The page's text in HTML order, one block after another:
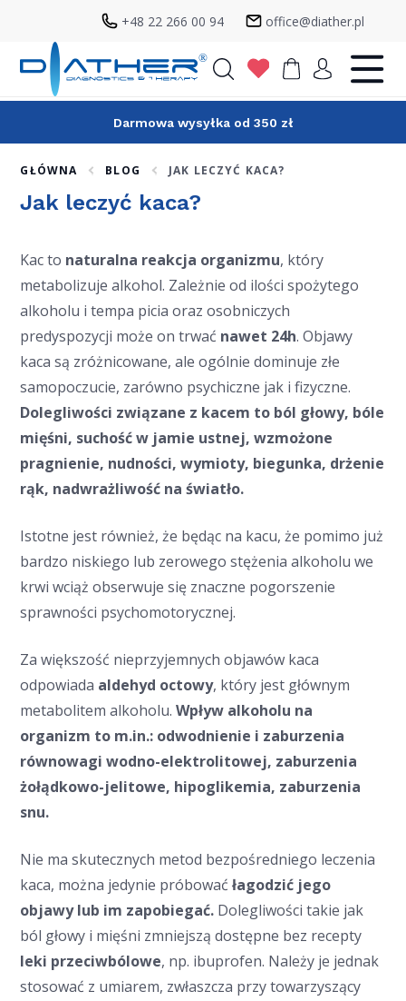
+48 22 266 00 94 office@diather.pl
Darmowa wysyłka od 350 zł
GŁÓWNA BLOG JAK LECZYĆ KACA?
Jak leczyć kaca?
Kac to naturalna reakcja organizmu, który
metabolizuje alkohol. Zależnie od ilości spożytego
alkoholu i tempa picia oraz osobniczych
predyspozycji może on trwać nawet 24h. Objawy
kaca są zróżnicowane, ale ogólnie dominuje złe
samopoczucie, zarówno psychiczne jak i fizyczne.
Dolegliwości związane z kacem to ból głowy, bóle
mięśni, suchość w jamie ustnej, wzmożone
pragnienie, nudności, wymioty, biegunka, drżenie
rąk, nadwrażliwość na światło.
Istotne jest również, że będąc na kacu, że pomimo już
bardzo niskiego lub zerowego stężenia alkoholu we
krwi wciąż obserwuje się znaczne pogorszenie
sprawności psychomotorycznej.
Za większość nieprzyjemnych objawów kaca
odpowiada aldehyd octowy, który jest głównym
metabolitem alkoholu.Wpływ alkoholu na
organizm to m.in.: odwodnienie i zaburzenia
równowagi wodno-elektrolitowej, zaburzenia
żołądkowo-jelitowe, hipoglikemia, zaburzenia
snu.
Nie ma skutecznych metod bezpośredniego leczenia
kaca, można jedynie próbowaćłagodzić jego
objawy lub im zapobiegać. Dolegliwości takie jak
ból głowy i mięśni zmniejszą dostępne bez recepty
leki przeciwbólowe, np. ibuprofen. Należy je jednak
stosować z umiarem, zwłaszcza przy towarzyszący